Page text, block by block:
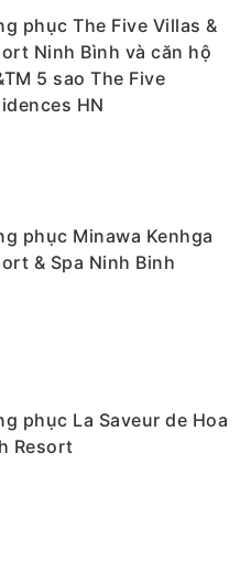
phục The Five Villas &
Ninh Bình và căn hộ
5 sao The Five
HN
phục Minawa Kenhga
& Spa Ninh Binh
phục La Saveur de Hoa
Resort